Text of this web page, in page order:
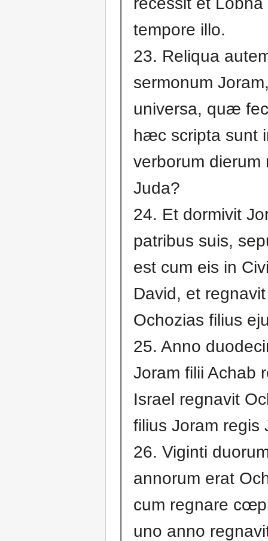
tempore illo.
23. Reliqua
sermonum
universa, quæ
hæc scripta sunt
verborum dierum
Juda?
24. Et dormivit
patribus suis,
est cum eis in
David, et regnavit
Ochozias filius
25. Anno
Joram filii Achab
Israel regnavit
filius Joram
26. Viginti
annorum erat
cum regnare
uno anno